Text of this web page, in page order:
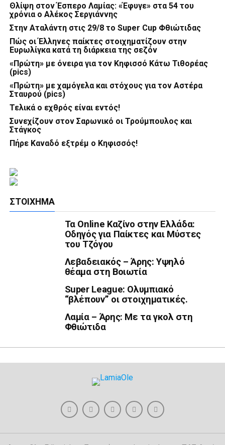
Θλίψη στον Έσπερο Λαμίας: «Έφυγε» στα 54 του
χρόνια ο Αλέκος Σεργιάννης
Στην Αταλάντη στις 29/8 το Super Cup Φθιώτιδας
Πώς οι Έλληνες παίκτες στοιχηματίζουν στην
Ευρωλίγκα κατά τη διάρκεια της σεζόν
«Πρώτη» με όνειρα για τον Κηφισσό Κάτω Τιθορέας
(pics)
«Πρώτη» με χαμόγελα και στόχους για τον Αστέρα
Σταυρού (pics)
Τελικά ο εχθρός είναι εντός!
Συνεχίζουν στον Σαρωνικό οι Τρούμπουλος και
Στάγκος
Πήρε Καναδό εξτρέμ ο Κηφισσός!
ΣΤΟΊΧΗΜΑ
Τα Online Καζίνο στην Ελλάδα:
Οδηγός για Παίκτες και Μύστες
του Τζόγου
Λεβαδειακός – Άρης: Υψηλό
θέαμα στη Βοιωτία
Super League: Ολυμπιακό
“βλέπουν” οι στοιχηματικές.
Λαμία – Άρης: Με τα γκολ στη
Φθιώτιδα